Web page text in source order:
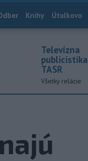
Knihy Útulkovo
Televízna
publicistika
TASR
Všetky relácie